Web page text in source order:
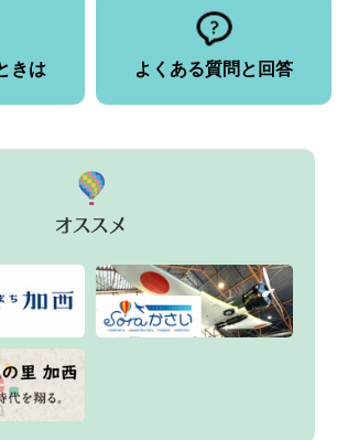
きは よくある質問と回答